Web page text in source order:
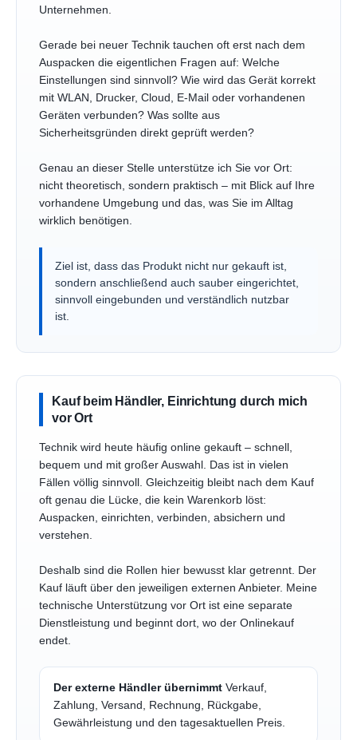
Unternehmen.
Gerade bei neuer Technik tauchen oft erst nach dem
Auspacken die eigentlichen Fragen auf: Welche
Einstellungen sind sinnvoll? Wie wird das Gerät korrekt
mit WLAN, Drucker, Cloud, E-Mail oder vorhandenen
Geräten verbunden? Was sollte aus
Sicherheitsgründen direkt geprüft werden?
Genau an dieser Stelle unterstütze ich Sie vor Ort:
nicht theoretisch, sondern praktisch – mit Blick auf Ihre
vorhandene Umgebung und das, was Sie im Alltag
wirklich benötigen.
Ziel ist, dass das Produkt nicht nur gekauft ist,
sondern anschließend auch sauber eingerichtet,
sinnvoll eingebunden und verständlich nutzbar
ist.
Kauf beim Händler, Einrichtung durch mich
vor Ort
Technik wird heute häufig online gekauft – schnell,
bequem und mit großer Auswahl. Das ist in vielen
Fällen völlig sinnvoll. Gleichzeitig bleibt nach dem Kauf
oft genau die Lücke, die kein Warenkorb löst:
Auspacken, einrichten, verbinden, absichern und
verstehen.
Deshalb sind die Rollen hier bewusst klar getrennt. Der
Kauf läuft über den jeweiligen externen Anbieter. Meine
technische Unterstützung vor Ort ist eine separate
Dienstleistung und beginnt dort, wo der Onlinekauf
endet.
Der externe Händler übernimmt Verkauf,
Zahlung, Versand, Rechnung, Rückgabe,
Gewährleistung und den tagesaktuellen Preis.